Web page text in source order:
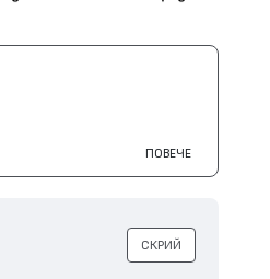
ПОВЕЧЕ
СКРИЙ